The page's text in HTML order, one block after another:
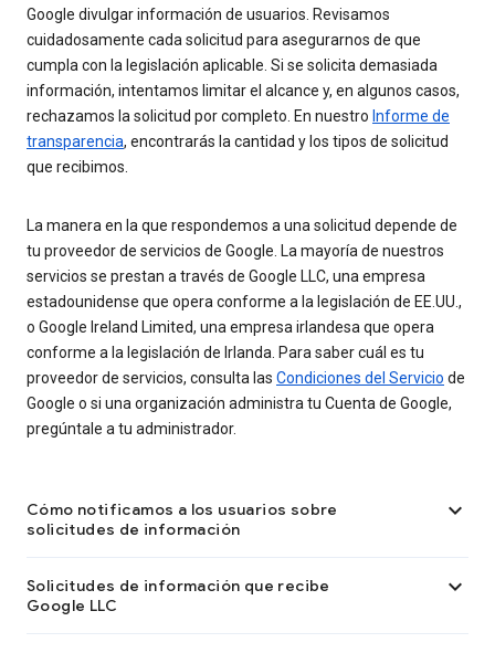
Google divulgar información de usuarios. Revisamos
cuidadosamente cada solicitud para asegurarnos de que
cumpla con la legislación aplicable. Si se solicita demasiada
información, intentamos limitar el alcance y, en algunos casos,
rechazamos la solicitud por completo. En nuestro Informe de
transparencia, encontrarás la cantidad y los tipos de solicitud
que recibimos.
La manera en la que respondemos a una solicitud depende de
tu proveedor de servicios de Google. La mayoría de nuestros
servicios se prestan a través de Google LLC, una empresa
estadounidense que opera conforme a la legislación de EE.UU.,
o Google Ireland Limited, una empresa irlandesa que opera
conforme a la legislación de Irlanda. Para saber cuál es tu
proveedor de servicios, consulta las Condiciones del Servicio de
Google o si una organización administra tu Cuenta de Google,
pregúntale a tu administrador.
Cómo notificamos a los usuarios sobre
solicitudes de información

Solicitudes de información que recibe
Google LLC
